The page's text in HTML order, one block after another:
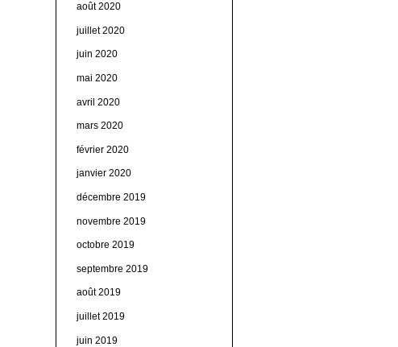
août 2020
juillet 2020
juin 2020
mai 2020
avril 2020
mars 2020
février 2020
janvier 2020
décembre 2019
novembre 2019
octobre 2019
septembre 2019
août 2019
juillet 2019
juin 2019